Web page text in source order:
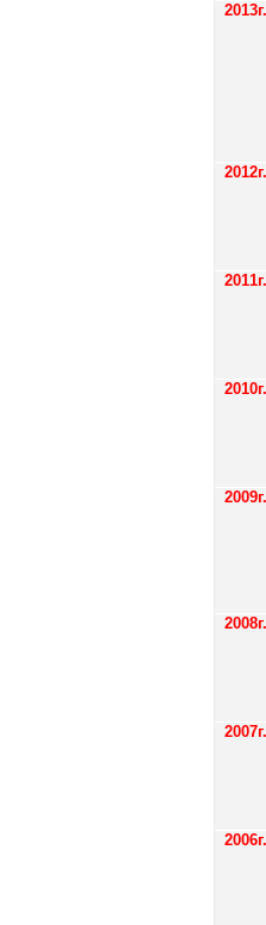
2013г.
2012г.
2011г.
2010г.
2009г.
2008г.
2007г.
2006г.